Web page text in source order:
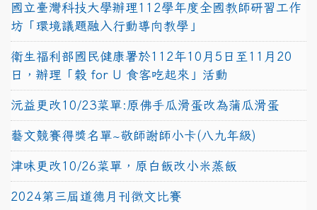
國立臺灣科技大學辦理112學年度全國教師研習工作
坊「環境議題融入行動導向教學」
衛生福利部國民健康署於112年10月5日至11月20
日，辦理「穀 for U 食客吃起來」活動
沅益更改10/23菜單:原佛手瓜滑蛋改為蒲瓜滑蛋
藝文競賽得獎名單~敬師謝師小卡(八九年級)
津味更改10/26菜單，原白飯改小米蒸飯
2024第三屆道德月刊徵文比賽